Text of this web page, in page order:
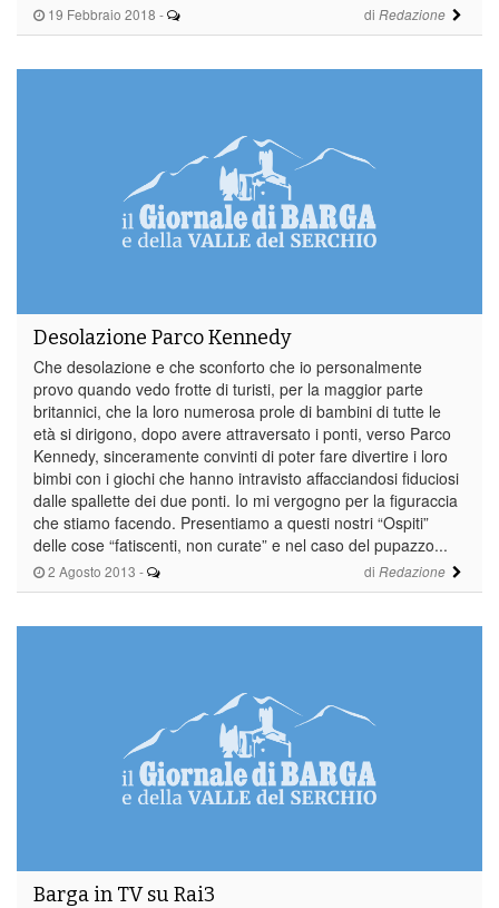
19 Febbraio 2018 - di Redazione
2 Agosto 2013 - di Redazione
Desolazione Parco Kennedy
Che desolazione e che sconforto che io personalmente
provo quando vedo frotte di turisti, per la maggior parte
britannici, che la loro numerosa prole di bambini di tutte le
età si dirigono, dopo avere attraversato i ponti, verso Parco
Kennedy, sinceramente convinti di poter fare divertire i loro
bimbi con i giochi che hanno intravisto affacciandosi fiduciosi
dalle spallette dei due ponti. Io mi vergogno per la figuraccia
che stiamo facendo. Presentiamo a questi nostri “Ospiti”
delle cose “fatiscenti, non curate” e nel caso del pupazzo...
Barga in TV su Rai3